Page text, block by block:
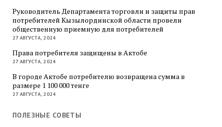
Руководитель Департамента торговли и защиты прав
потребителей Кызылординской области провели
общественную приемную для потребителей
27 АВГУСТА, 2024
Права потребителя защищены в Актобе
27 АВГУСТА, 2024
В городе Актобе потребителю возвращена сумма в
размере 1 100 000 тенге
27 АВГУСТА, 2024
ПОЛЕЗНЫЕ СОВЕТЫ